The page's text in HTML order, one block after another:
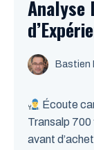
Analyse
Bastien
Écoute
Transalp 700
avant